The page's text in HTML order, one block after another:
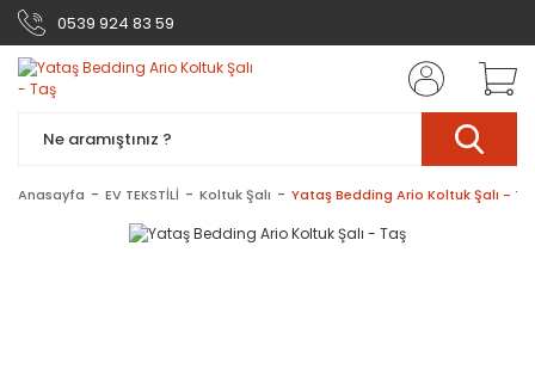
0539 924 83 59
Anasayfa EV TEKSTİLİ Koltuk Şalı Yataş Bedding Ario Koltuk Şalı -